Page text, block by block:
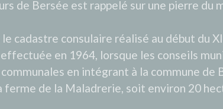
de Bersée est rappelé sur une pierre du
cadastre consulaire réalisé au début du
en 1964, lorsque les conseils
en intégrant à la commune de
de la Maladrerie, soit environ 20